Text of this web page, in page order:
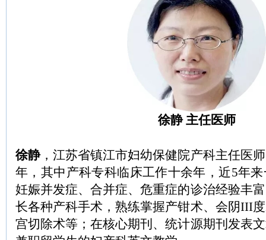
徐静 主任医师
徐静，江苏省镇江市妇幼保健院产科主任医
年，其中产科专科临床工作十余年，近5年
妊娠并发症、合并症、危重症的诊治经验丰
长各种产科手术，熟练掌握产钳术、会阴III
宫切除术等；在核心期刊、统计源期刊发表